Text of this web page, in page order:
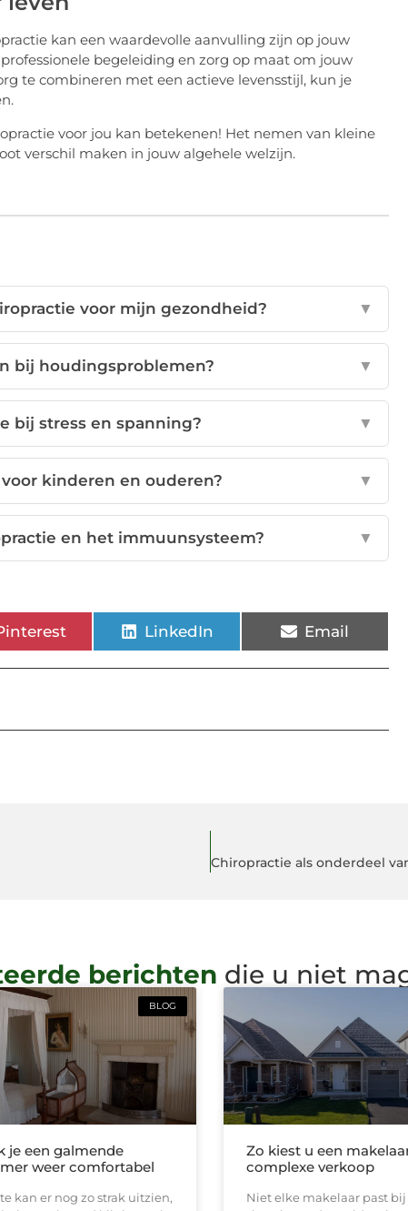
kan een waardevolle aanvulling zijn op jouw
begeleiding en zorg op maat om jouw
te combineren met een actieve levensstijl, kun je
voor jou kan betekenen! Het nemen van kleine
verschil maken in jouw algehele welzijn.
voor mijn gezondheid? ▼
bij houdingsproblemen? ▼
bij stress en spanning? ▼
kinderen en ouderen? ▼
en het immuunsysteem? ▼
LinkedIn Email
berichten die u niet
BLOG
je een galmende
weer comfortabel
kan er nog zo strak uitzien,
Zo kiest u een
complexe verkoop
Niet elke makelaar past